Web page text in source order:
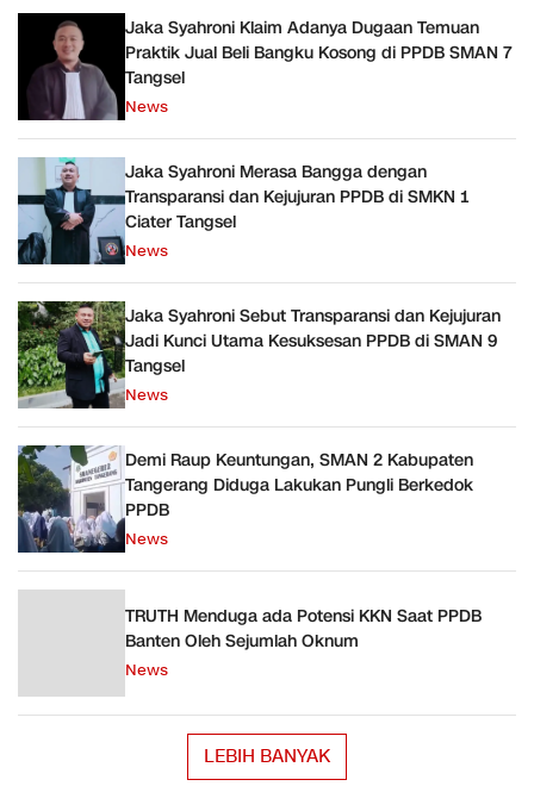
Jaka Syahroni Klaim Adanya Dugaan Temuan
Praktik Jual Beli Bangku Kosong di PPDB SMAN 7
Tangsel
News
Jaka Syahroni Merasa Bangga dengan
Transparansi dan Kejujuran PPDB di SMKN 1
Ciater Tangsel
News
Jaka Syahroni Sebut Transparansi dan Kejujuran
Jadi Kunci Utama Kesuksesan PPDB di SMAN 9
Tangsel
News
Demi Raup Keuntungan, SMAN 2 Kabupaten
Tangerang Diduga Lakukan Pungli Berkedok
PPDB
News
TRUTH Menduga ada Potensi KKN Saat PPDB
Banten Oleh Sejumlah Oknum
News
LEBIH BANYAK